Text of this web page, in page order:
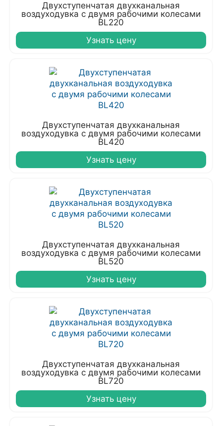
Двухступенчатая двухканальная
воздуходувка с двумя рабочими колесами
BL220
Узнать цену
Двухступенчатая двухканальная
воздуходувка с двумя рабочими колесами
BL420
Узнать цену
Двухступенчатая двухканальная
воздуходувка с двумя рабочими колесами
BL520
Узнать цену
Двухступенчатая двухканальная
воздуходувка с двумя рабочими колесами
BL720
Узнать цену